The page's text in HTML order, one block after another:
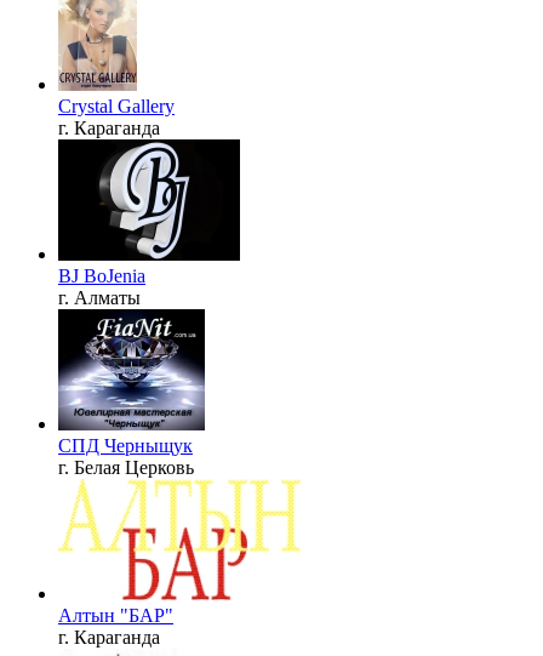
Crystal Gallery
г. Караганда
BJ BoJenia
г. Алматы
СПД Черныщук
г. Белая Церковь
Алтын "БАР"
г. Караганда